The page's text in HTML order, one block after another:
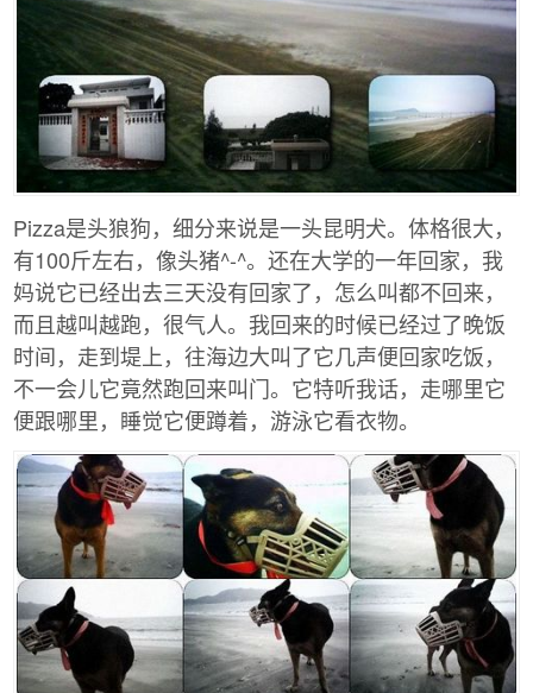
Pizza是头狼狗，细分来说是一头昆明犬。体格很大，
有100斤左右，像头猪^-^。还在大学的一年回家，我
妈说它已经出去三天没有回家了，怎么叫都不回来，
而且越叫越跑，很气人。我回来的时候已经过了晚饭
时间，走到堤上，往海边大叫了它几声便回家吃饭，
不一会儿它竟然跑回来叫门。它特听我话，走哪里它
便跟哪里，睡觉它便蹲着，游泳它看衣物。